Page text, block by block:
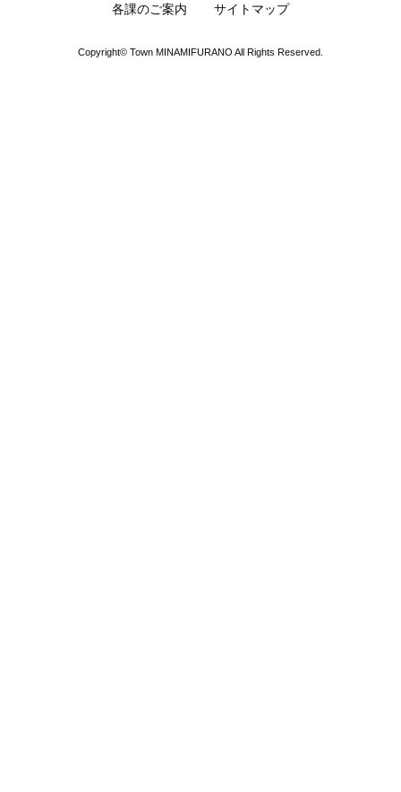
各課のご案内 サイトマップ
Copyright© Town MINAMIFURANO All Rights Reserved.